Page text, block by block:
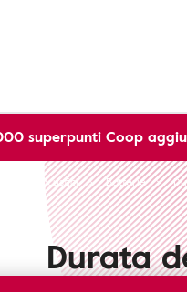
superpunti Coop
acustici Batterie
Durata